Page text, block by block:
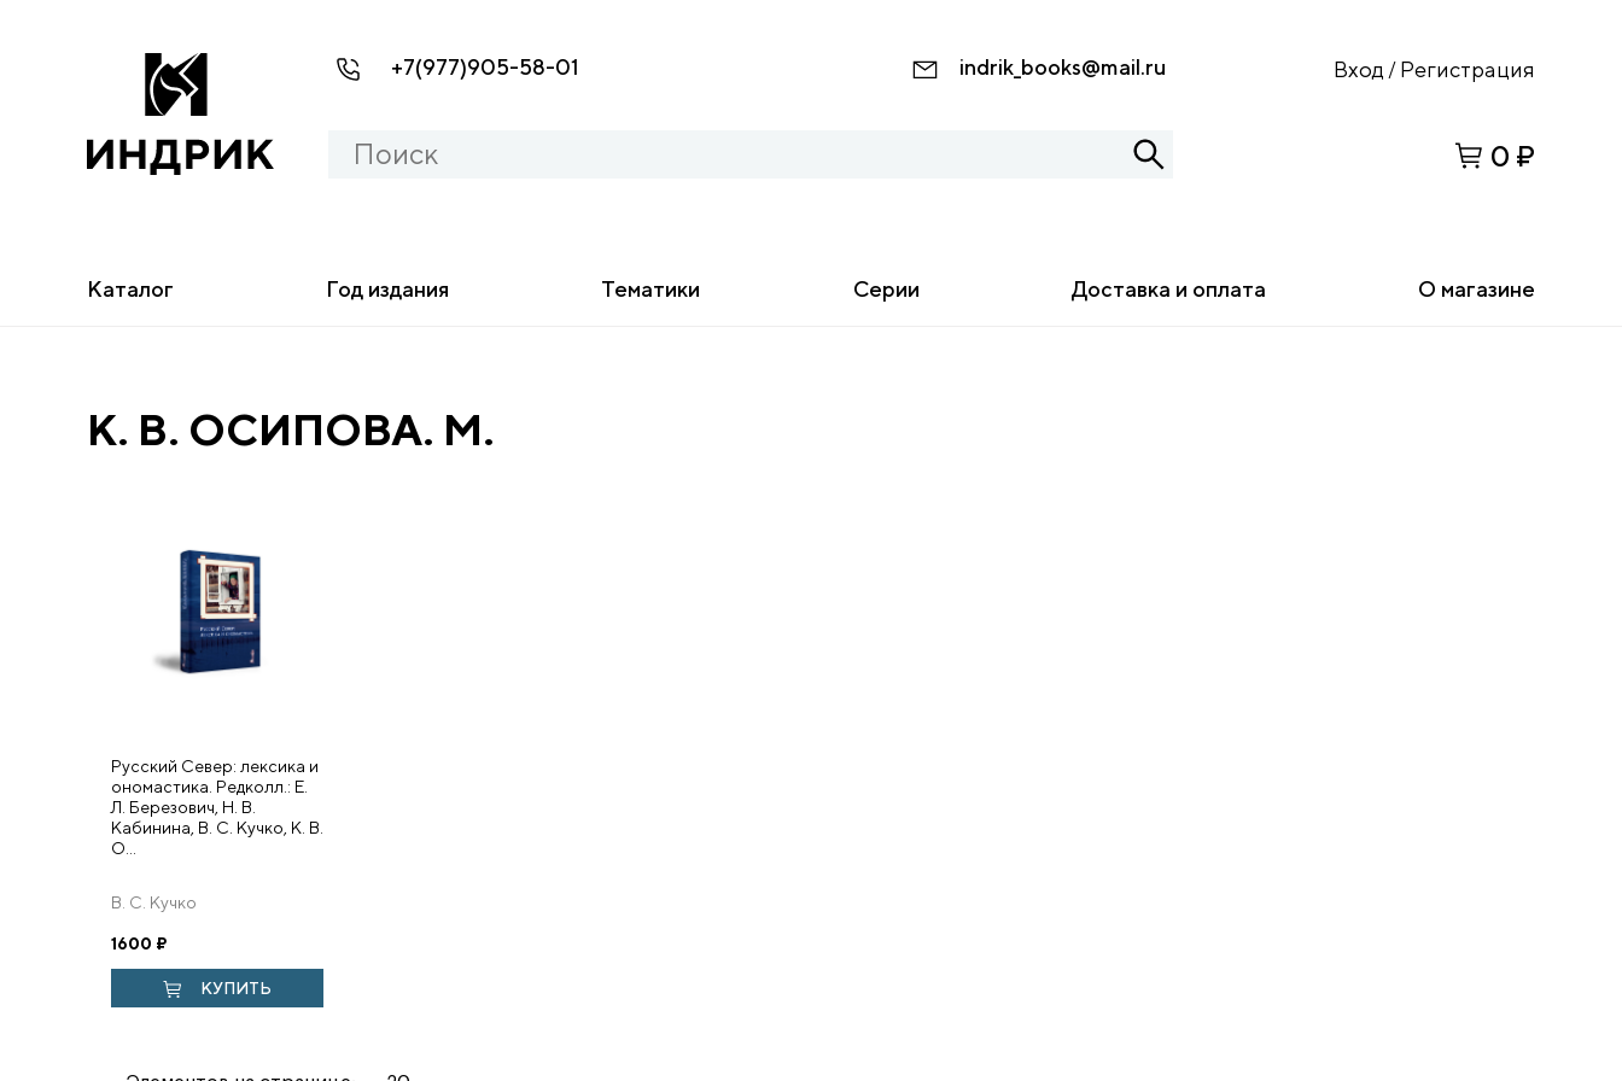
+7(977)905-58-01 indrik_books@mail.ru Вход / Регистрация
0 ₽
Каталог Год издания Тематики Серии Доставка и оплата О магазине
К. В. ОСИПОВА. М.
Русский Север: лексика и
ономастика. Редколл.: Е.
Л. Березович, Н. В.
Кабинина, В. С. Кучко, К. В.
О...
В. С. Кучко
1600 ₽
КУПИТЬ